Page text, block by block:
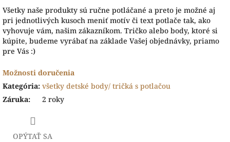
Všetky naše produkty sú ručne potláčané a preto je možné aj
pri jednotlivých kusoch meniť motív či text potlače tak, ako
vyhovuje vám, našim zákazníkom. Tričko alebo body, ktoré si
kúpite, budeme vyrábať na základe Vašej objednávky, priamo
pre Vás :)
Možnosti doručenia
Kategória: všetky detské body/ tričká s potlačou
Záruka: 2 roky
OPÝTAŤ SA